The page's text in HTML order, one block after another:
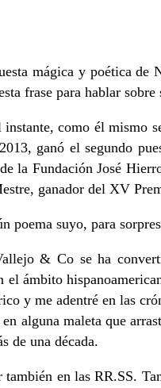
mágica y poética de
frase para hablar
como él mismo
ganó el segundo
la Fundación José
ganador del XV
poema suyo, para
& Co se ha
el ámbito
y me adentré en las
alguna maleta que
de una década.
en las RR.SS.